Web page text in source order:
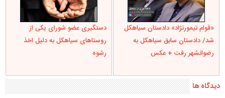
«قوام تیمورنژاد» دادستان سیاهکل
شد/ دادستان سابق سیاهکل به
رضوانشهر رفت + عکس
دستگیری عضو شورای یکی از
روستاهای سیاهکل به دلیل اخذ
رشوه
دیدگاه ها